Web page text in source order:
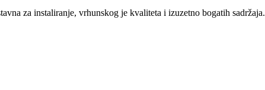
za instaliranje, vrhunskog je kvaliteta i izuzetno bogatih sadržaja.